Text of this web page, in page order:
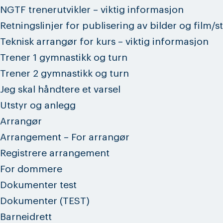
NGTF trenerutvikler – viktig informasjon
Retningslinjer for publisering av bilder og film/
Teknisk arrangør for kurs – viktig informasjon
Trener 1 gymnastikk og turn
Trener 2 gymnastikk og turn
Jeg skal håndtere et varsel
Utstyr og anlegg
Arrangør
Arrangement – For arrangør
Registrere arrangement
For dommere
Dokumenter test
Dokumenter (TEST)
Barneidrett